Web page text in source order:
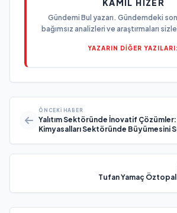
KAMIL HIZER
Gündemi Bul yazarı. Gündemdeki
bağımsız analizleri ve araştırmaları
YAZARIN DİĞER YAZILARI
ÖNCEKI HABER
Yalıtım Sektöründe İnovatif Çözümler:
Kimyasalları Sektöründe Büyümesini
Tufan Yamaç Öztopal